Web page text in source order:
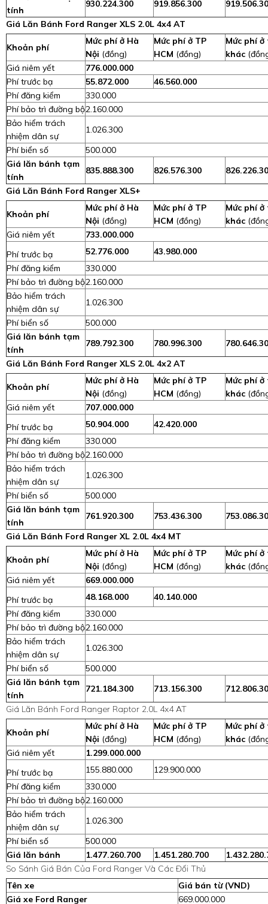
tính
930.224.300 919.856.300
Giá Lăn Bánh Ford Ranger XLS 2.0L 4x4 AT
Khoản phí
Mức phí ở Hà
Nội (đồng)
Mức phí ở TP
HCM (đồng)
Mức phí
khác
Giá niêm yết
776.000.000
Phí trước bạ
55.872.000
46.560.000
Phí đăng kiểm
330.000
Phí bảo trì đường bộ2.160.000
Bảo hiểm trách
nhiệm dân sự
1.026.300
Phí biển số
500.000
Giá lăn bánh tạm
tính
835.888.300 826.576.300
Giá Lăn Bánh Ford Ranger XLS+
Khoản phí
Mức phí ở Hà
Nội (đồng)
Mức phí ở TP
HCM (đồng)
Mức phí
khác
Giá niêm yết
733.000.000
Phí trước bạ
52.776.000
43.980.000
Phí đăng kiểm
330.000
Phí bảo trì đường bộ2.160.000
Bảo hiểm trách
nhiệm dân sự
1.026.300
Phí biển số
500.000
Giá lăn bánh tạm
tính
789.792.300 780.996.300
Giá Lăn Bánh Ford Ranger XLS 2.0L 4x2 AT
Khoản phí
Mức phí ở Hà
Nội (đồng)
Mức phí ở TP
HCM (đồng)
Mức phí
khác
Giá niêm yết
707.000.000
Phí trước bạ
50.904.000
42.420.000
Phí đăng kiểm
330.000
Phí bảo trì đường bộ2.160.000
Bảo hiểm trách
nhiệm dân sự
1.026.300
Phí biển số
500.000
Giá lăn bánh tạm
tính
761.920.300 753.436.300
Giá Lăn Bánh Ford Ranger XL 2.0L 4x4 MT
Khoản phí
Mức phí ở Hà
Nội (đồng)
Mức phí ở TP
HCM (đồng)
Mức phí
khác
Giá niêm yết
669.000.000
Phí trước bạ
48.168.000
40.140.000
Phí đăng kiểm
330.000
Phí bảo trì đường bộ2.160.000
Bảo hiểm trách
nhiệm dân sự
1.026.300
Phí biển số
500.000
Giá lăn bánh tạm
tính
721.184.300 713.156.300
Giá Lăn Bánh Ford Ranger Raptor 2.0L 4x4 AT
Khoản phí
Mức phí ở Hà
Nội (đồng)
Mức phí ở TP
HCM (đồng)
Mức phí
khác
Giá niêm yết
1.299.000.000
Phí trước bạ
155.880.000
129.900.000
Phí đăng kiểm
330.000
Phí bảo trì đường bộ2.160.000
Bảo hiểm trách
nhiệm dân sự
1.026.300
Phí biển số
500.000
Giá lăn bánh
1.477.260.700 1.451.280.700
So Sánh Giá Bán Của Ford Ranger Và Các Đối Thủ
Tên xe
Giá bán từ (VND)
Giá xe Ford Ranger
669.000.000